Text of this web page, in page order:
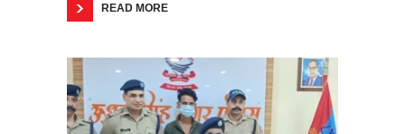
READ MORE